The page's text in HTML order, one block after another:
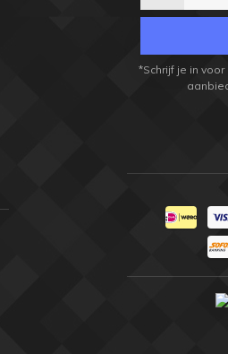
*Schrijf je in